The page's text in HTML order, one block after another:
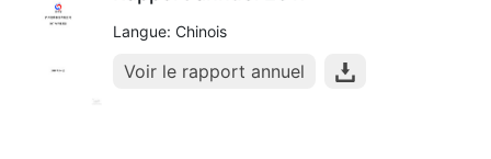
Langue: Chinois
Voir le rapport annuel